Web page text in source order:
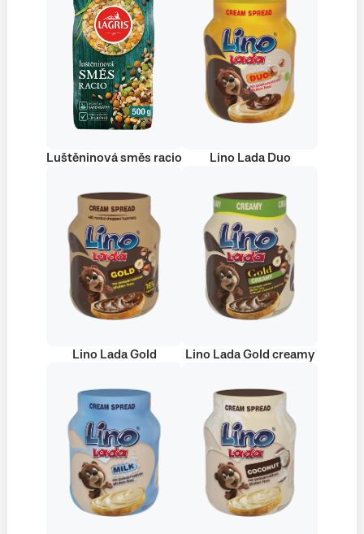
Luštěninová směs racio Lino Lada Duo
Lino Lada Gold Lino Lada Gold creamy